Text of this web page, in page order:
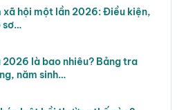
xã hội một lần 2026: Điều kiện,
sơ…
2026 là bao nhiêu? Bảng tra
năm sinh…